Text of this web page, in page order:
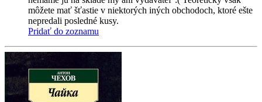
môžete mať šťastie v niektorých iných obchodoch, ktoré ešte
nepredali posledné kusy.
Pridať do zoznamu